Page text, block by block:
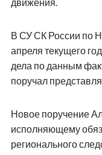
движения.
В СУ СК России по
апреля текущего
дела по данным
поручал
Новое поручение
исполняющему
регионального